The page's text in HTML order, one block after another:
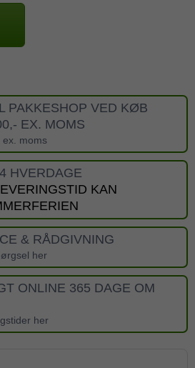
PAKKESHOP VED KØB
EX. MOMS
ex. moms
HVERDAGE
KAN
& RÅDGIVNING
her
ONLINE 365 DAGE OM
her